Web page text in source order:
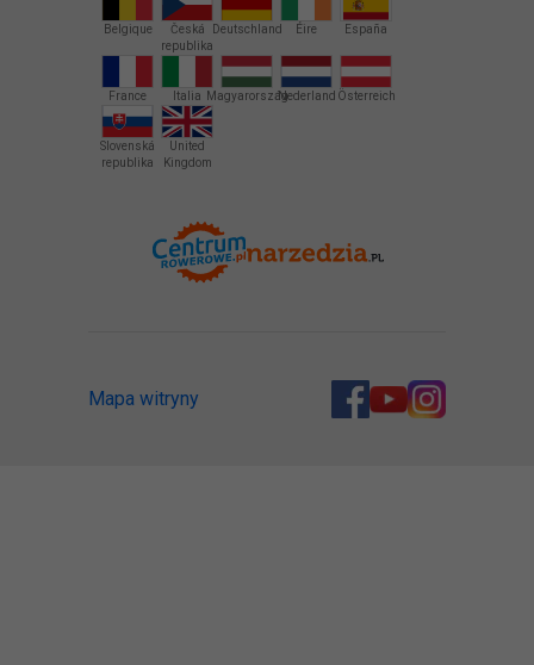
Belgique
Česká
republika
Deutschland Éire España
France Italia MagyarországNederland Österreich
Slovenská
republika
United
Kingdom
Mapa witryny